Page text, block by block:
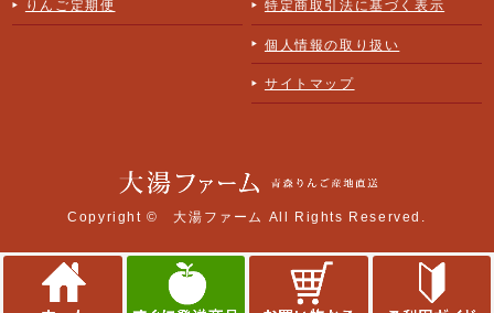
りんご定期便 特定商取引法に基づく表示
個人情報の取り扱い
サイトマップ
Copyright © 大湯ファーム All Rights Reserved.
このサイトはreCAPTCHAによって保護されており、Googleの プライバシー
ポリシー と利用規約 が適用されます。